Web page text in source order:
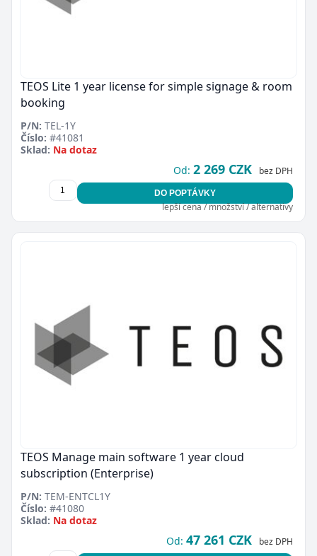
TEOS Lite 1 year license for simple signage & room
booking
P/N: TEL-1Y
Číslo: #41081
Sklad: Na dotaz
Od: 2 269 CZK bez DPH
DO POPTÁVKY
lepší cena / množství / alternativy
TEOS Manage main software 1 year cloud
subscription (Enterprise)
P/N: TEM-ENTCL1Y
Číslo: #41080
Sklad: Na dotaz
Od: 47 261 CZK bez DPH